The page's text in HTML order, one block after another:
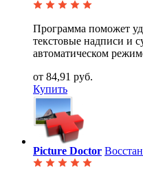
Программа поможет
текстовые надписи и
автоматическом
от 84,91 руб.
Купить
Picture Doctor